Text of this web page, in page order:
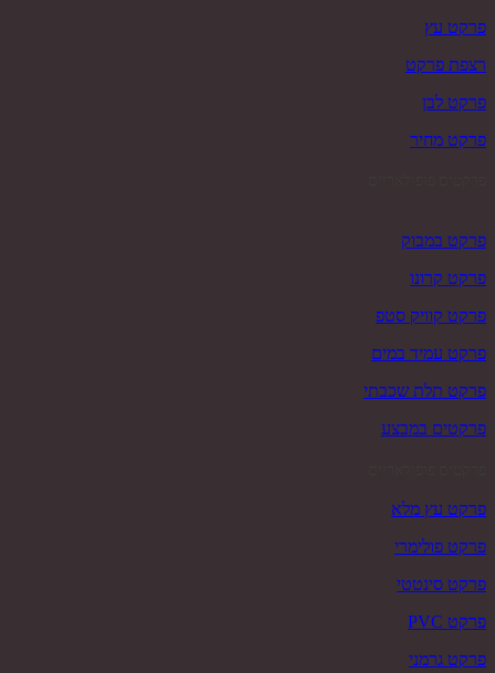
פרקט עץ
רצפת פרקט
פרקט לבן
פרקט מחיר
פרקט במבוק
פרקט קרונו
פרקט קוויק סטפ
פרקט עמיד במים
פרקט תלת שכבתי
פרקטים במבצע
פרקט עץ מלא
פרקט פולימרי
פרקט סינטטי
פרקט PVC
פרקט גרמני